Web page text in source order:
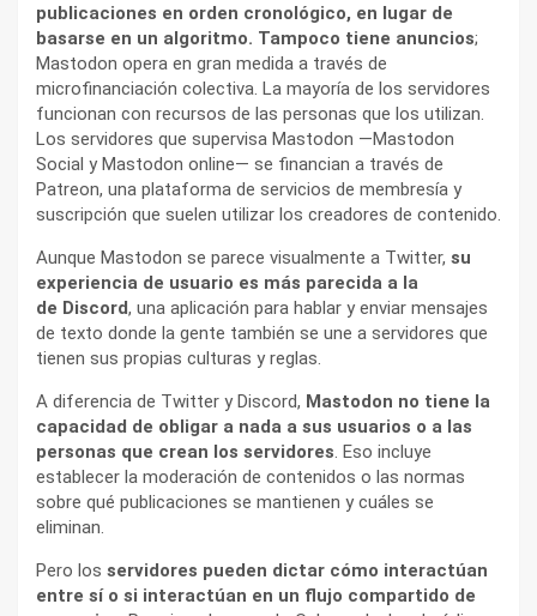
publicaciones en orden cronológico, en lugar de
basarse en un algoritmo. Tampoco tiene anuncios;
Mastodon opera en gran medida a través de
microfinanciación colectiva. La mayoría de los servidores
funcionan con recursos de las personas que los utilizan.
Los servidores que supervisa Mastodon —Mastodon
Social y Mastodon online— se financian a través de
Patreon, una plataforma de servicios de membresía y
suscripción que suelen utilizar los creadores de contenido.
Aunque Mastodon se parece visualmente a Twitter, su
experiencia de usuario es más parecida a la
de Discord, una aplicación para hablar y enviar mensajes
de texto donde la gente también se une a servidores que
tienen sus propias culturas y reglas.
A diferencia de Twitter y Discord, Mastodon no tiene la
capacidad de obligar a nada a sus usuarios o a las
personas que crean los servidores. Eso incluye
establecer la moderación de contenidos o las normas
sobre qué publicaciones se mantienen y cuáles se
eliminan.
Pero los servidores pueden dictar cómo interactúan
entre sí o si interactúan en un flujo compartido de